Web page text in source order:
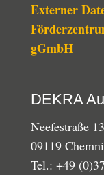
Externer
gGmbH
DEKRA
Neefestraße
09119
Tel.: +49